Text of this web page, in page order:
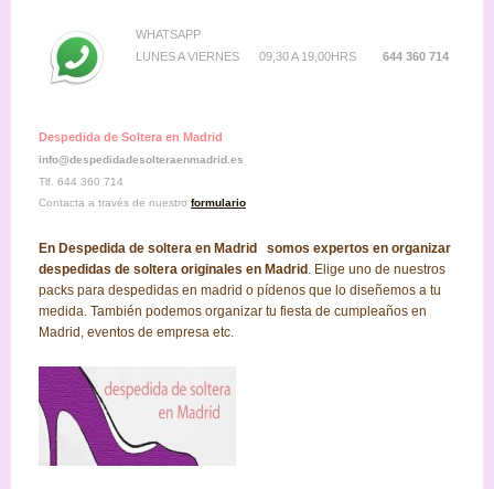
WHATSAPP
LUNES A VIERNES 09,30 A 19,00HRS
644 360 714
Despedida de Soltera en Madrid
info@despedidadesolteraenmadrid.es
Tlf. 644 360 714
Contacta a través de nuestro formulario
En Despedida de soltera en Madrid somos expertos en organizar
despedidas de soltera originales en Madrid . Elige uno de nuestros
packs para despedidas en madrid o pídenos que lo diseñemos a tu
medida. También podemos organizar tu fiesta de cumpleaños en
Madrid, eventos de empresa etc.